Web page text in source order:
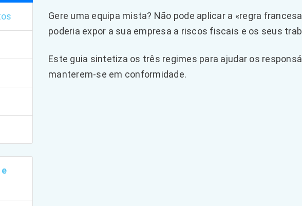
Gere uma equipa mista? Não pode aplicar a «regra
poderia expor a sua empresa a riscos fiscais e os seus
Este guia sintetiza os três regimes para ajudar os
manterem-se em conformidade.